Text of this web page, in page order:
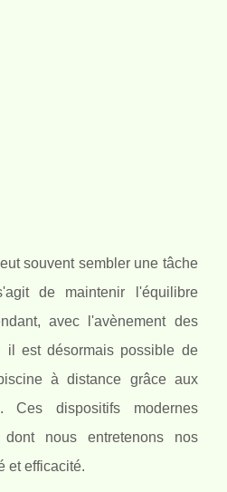
souvent sembler une tâche
de maintenir l'équilibre
avec l'avènement des
il est désormais possible de
à distance grâce aux
Ces dispositifs modernes
nous entretenons nos
et efficacité.